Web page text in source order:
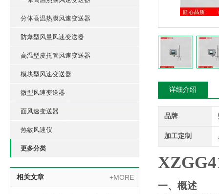
分体高温热膜风速变送器
防爆型风量风速变送器
高温型皮托管风速变送器
模块型风速变送器
微型风速变送器
面风速变送器
热敏风速仪
更多分类
相关文章 +MORE
详细介绍
品牌
加工定制
一、概述